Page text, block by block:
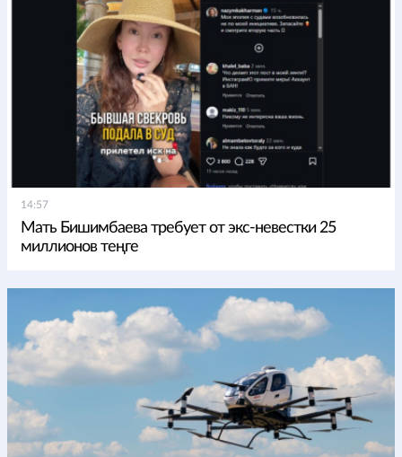
14:57
Мать Бишимбаева требует от экс-невестки 25
миллионов теңге